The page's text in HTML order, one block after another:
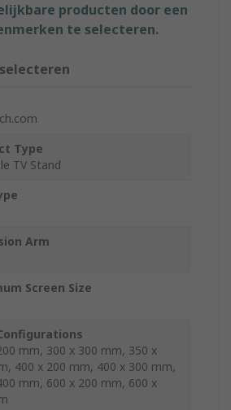
producten door een
te selecteren.
Type
TV Stand
Arm
Screen Size
mm, 300 x 300 mm, 350 x
400 x 200 mm, 400 x 300 mm,
mm, 600 x 200 mm, 600 x